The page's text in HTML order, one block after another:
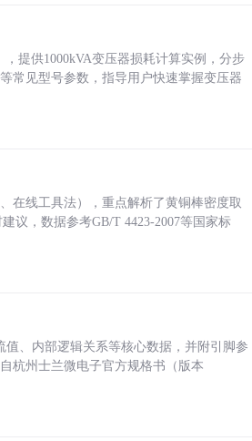
提供1000kVA变压器损耗计算实例，分步
常见型号参数，指导用户快速掌握变压器
在线工具法），重点解析了黄铜棒密度取
议，数据参考GB/T 4423-2007等国家标
、内部逻辑关系等核心数据，并附引脚参
杭州士兰微电子官方规格书（版本